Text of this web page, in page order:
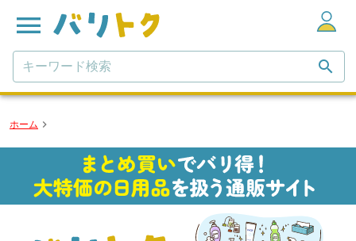
キーワード検索
ホーム